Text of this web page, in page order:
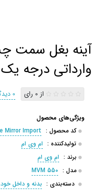
وارداتی درجه یک
از 0 رای 0 دیدگاه کاربران
ویژگی‌های محصول
کد محصول : Mirror Import
تولیدکننده : ام وی ام
برند : ام وی ام
مدل : MVM 550
دسته‌بندی : بدنه و داخل